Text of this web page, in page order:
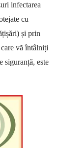
infectarea
cu
și prin
vă întâlniți
siguranță, este